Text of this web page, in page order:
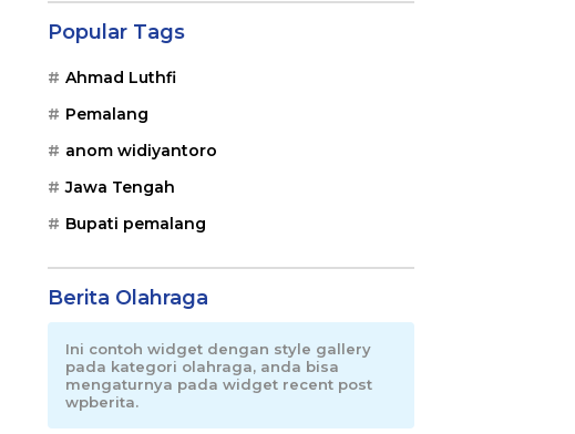
Popular Tags
Ahmad Luthfi
Pemalang
anom widiyantoro
Jawa Tengah
Bupati pemalang
Berita Olahraga
Ini contoh widget dengan style gallery
pada kategori olahraga, anda bisa
mengaturnya pada widget recent post
wpberita.